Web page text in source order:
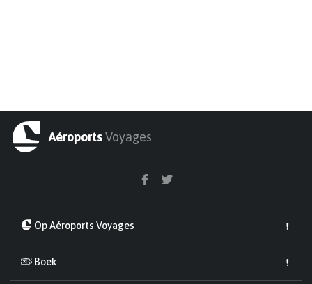
AéroportsVoyages
Op Aéroports Voyages
Boek